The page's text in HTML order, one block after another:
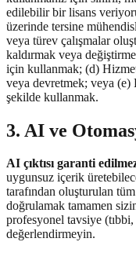
edilebilir bir lisans
üzerinde tersine
veya türev çalışmalar
kaldırmak veya
için kullanmak; (d)
veya devretmek; veya
şekilde kullanmak.
3. AI ve
AI çıktısı garanti
uygunsuz içerik
tarafından oluşturulan
doğrulamak tamamen
profesyonel tavsiye
değerlendirmeyin.